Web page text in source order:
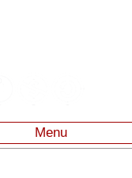
Menu